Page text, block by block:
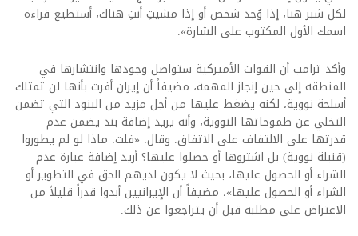
لكل شبر هنا، إذا وُجد شخص أو إذا مشيتِ أنتِ هناك، أستطيع قراءة
اسمك الأول المكتوب على الشارة».
وأكد ترامب أن القوات الأميركية ستواصل وجودها وانتشارها في
المنطقة إلى حين إنجاز المهمة، مضيفاً أن إيران أقرت بأنها لن تمتلك
أسلحة نووية، لكنه يضغط عليها من أجل مزيد من البنود التي تضمن
التخلي عن طموحاتها النووية، وأنه يريد إضافة بند يضمن عدم
قدرتها على الالتفاف على الاتفاق. وقال: «قلت: ماذا لو لم يطوروا
(قنبلة نووية) بل اشتروها أو حصلوا عليها؟ أريد إضافة عبارة عدم
الشراء أو الحصول عليها، بحيث لا يكون لديهم الحق في التطوير أو
الشراء أو الحصول عليها»، مضيفاً أن الإيرانيين أبدوا قدراً قليلاً من
الاعتراض على مطلبه قبل أن يتراجعوا عن ذلك.